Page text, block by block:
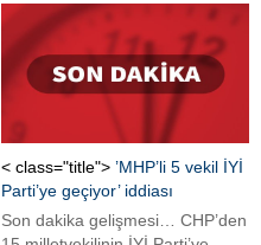
< class="title"> ’MHP’li 5 vekil İYİ
Parti’ye geçiyor’ iddiası
Son dakika gelişmesi… CHP’den